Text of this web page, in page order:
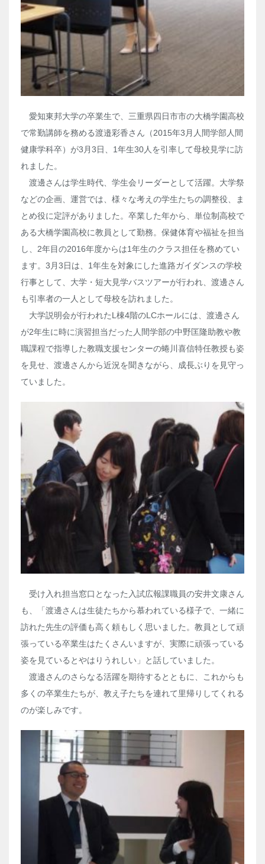
愛知東邦大学の卒業生で、三重県四日市市の大橋学園高校
で常勤講師を務める渡邉彩香さん（2015年3月人間学部人間
健康学科卒）が3月3日、1年生30人を引率して母校見学に訪
れました。
渡邊さんは学生時代、学生会リーダーとして活躍。大学祭
などの企画、運営では、様々な考えの学生たちの調整役、ま
とめ役に定評がありました。卒業した年から、単位制高校で
ある大橋学園高校に教員として勤務。保健体育や福祉を担当
し、2年目の2016年度からは1年生のクラス担任を務めてい
ます。3月3日は、1年生を対象にした進路ガイダンスの学校
行事として、大学・短大見学バスツアーが行われ、渡邊さん
も引率者の一人として母校を訪れました。
大学説明会が行われたL棟4階のLCホールには、渡邊さん
が2年生に時に演習担当だった人間学部の中野匡隆助教や教
職課程で指導した教職支援センターの蜷川喜信特任教授も姿
を見せ、渡邊さんから近況を聞きながら、成長ぶりを見守っ
ていました。
受け入れ担当窓口となった入試広報課職員の安井文康さん
も、「渡邊さんは生徒たちから慕われている様子で、一緒に
訪れた先生の評価も高く頼もしく思いました。教員として頑
張っている卒業生はたくさんいますが、実際に頑張っている
姿を見ているとやはりうれしい」と話していました。
渡邉さんのさらなる活躍を期待するとともに、これからも
多くの卒業生たちが、教え子たちを連れて里帰りしてくれる
のが楽しみです。